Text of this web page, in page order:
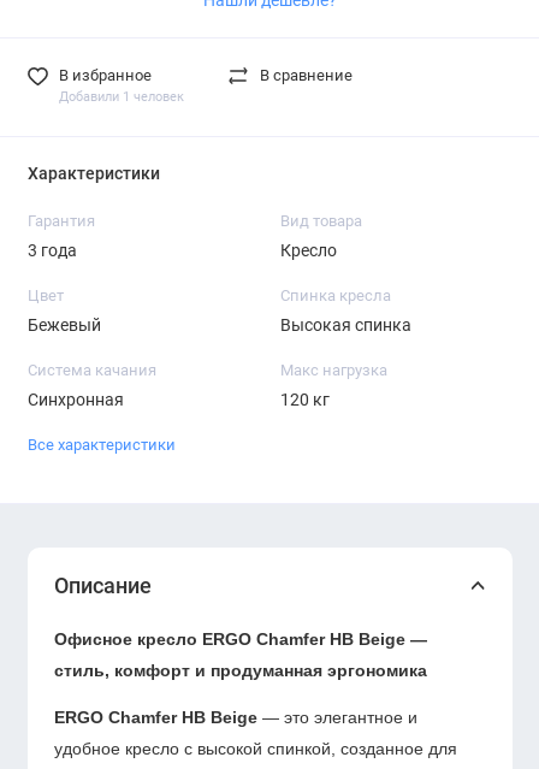
В избранное
Добавили 1 человек
В сравнение
Характеристики
Гарантия
3 года
Вид товара
Кресло
Цвет
Бежевый
Спинка кресла
Высокая спинка
Система качания
Синхронная
Макс нагрузка
120 кг
Все характеристики
Описание
Офисное кресло ERGO Chamfer HB Beige —
стиль, комфорт и продуманная эргономика
ERGO Chamfer HB Beige — это элегантное и
удобное кресло с высокой спинкой, созданное для